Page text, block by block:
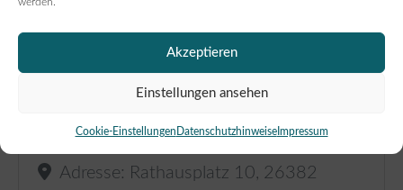
Akzeptieren
Einstellungen ansehen
Cookie-Einstellungen DatenschutzhinweiseImpressum
Stadtbäckerei Siemens
Adresse: Rathausplatz 10, 26382